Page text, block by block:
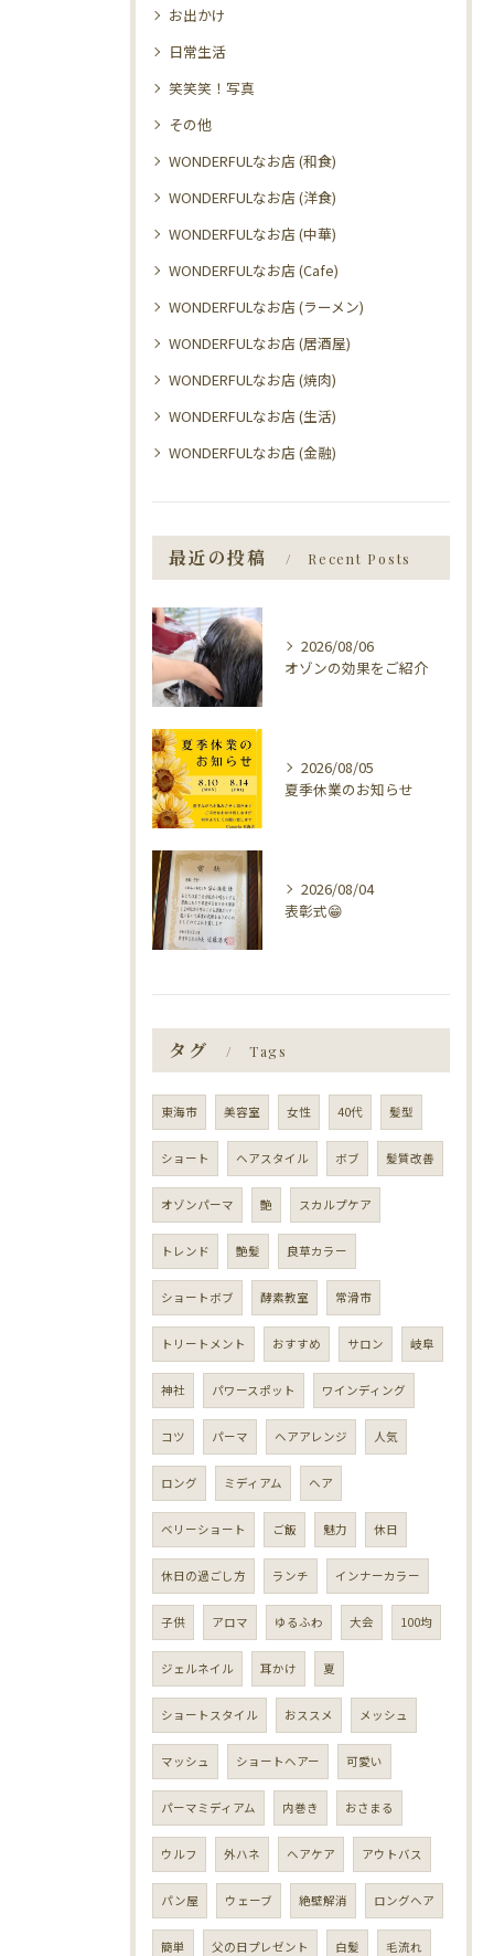
お出かけ
日常生活
笑笑笑！写真
その他
WONDERFULなお店 (和食)
WONDERFULなお店 (洋食)
WONDERFULなお店 (中華)
WONDERFULなお店 (Cafe)
WONDERFULなお店 (ラーメン)
WONDERFULなお店 (居酒屋)
WONDERFULなお店 (焼肉)
WONDERFULなお店 (生活)
WONDERFULなお店 (金融)
最近の投稿 Recent Posts
2026/08/06
オゾンの効果をご紹介
2026/08/05
夏季休業のお知らせ
2026/08/04
表彰式😁
タグ Tags
東海市 美容室 女性 40代 髪型
ショート ヘアスタイル ボブ 髪質改善
オゾンパーマ 艶 スカルプケア
トレンド 艶髪 良草カラー
ショートボブ 酵素教室 常滑市
トリートメント おすすめ サロン 岐阜
神社 パワースポット ワインディング
コツ パーマ ヘアアレンジ 人気
ロング ミディアム ヘア
ベリーショート ご飯 魅力 休日
休日の過ごし方 ランチ インナーカラー
子供 アロマ ゆるふわ 大会 100均
ジェルネイル 耳かけ 夏
ショートスタイル おススメ メッシュ
マッシュ ショートヘアー 可愛い
パーマミディアム 内巻き おさまる
ウルフ 外ハネ ヘアケア アウトバス
パン屋 ウェーブ 絶壁解消 ロングヘア
簡単 父の日プレゼント 白髪 毛流れ